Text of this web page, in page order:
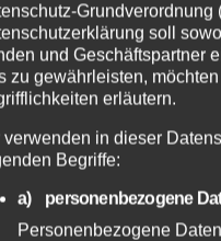
soll
und Geschäftspartner
zu gewährleisten,
erläutern.
verwenden in dieser
Begriffe:
a) personenbezogene
Personenbezogene